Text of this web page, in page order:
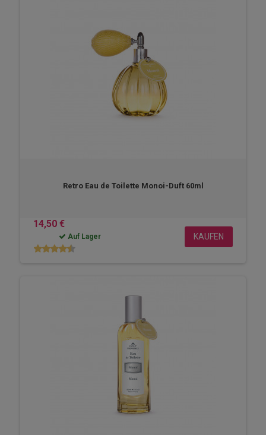
Retro Eau de Toilette Monoi-Duft 60ml
14,50 €
Auf Lager KAUFEN